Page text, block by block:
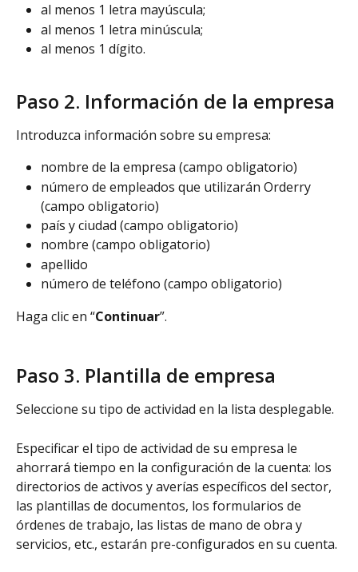
al menos 1 letra mayúscula;
al menos 1 letra minúscula;
al menos 1 dígito.
Paso 2. Información de la empresa
Introduzca información sobre su empresa:
nombre de la empresa (campo obligatorio)
número de empleados que utilizarán Orderry
(campo obligatorio)
país y ciudad (campo obligatorio)
nombre (campo obligatorio)
apellido
número de teléfono (campo obligatorio)
Haga clic en “Continuar”.
Paso 3. Plantilla de empresa
Seleccione su tipo de actividad en la lista desplegable.
Especificar el tipo de actividad de su empresa le
ahorrará tiempo en la configuración de la cuenta: los
directorios de activos y averías específicos del sector,
las plantillas de documentos, los formularios de
órdenes de trabajo, las listas de mano de obra y
servicios, etc., estarán pre-configurados en su cuenta.